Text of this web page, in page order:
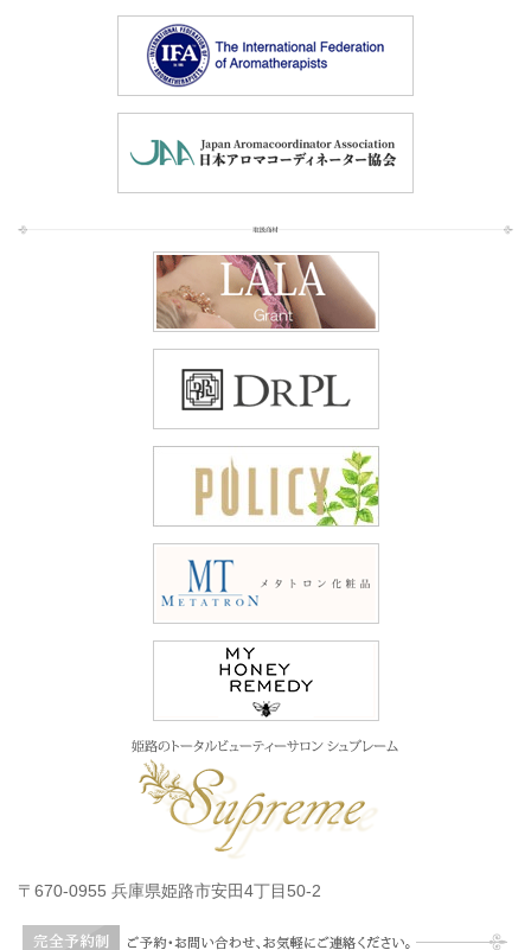
〒670-0955 兵庫県姫路市安田4丁目50-2